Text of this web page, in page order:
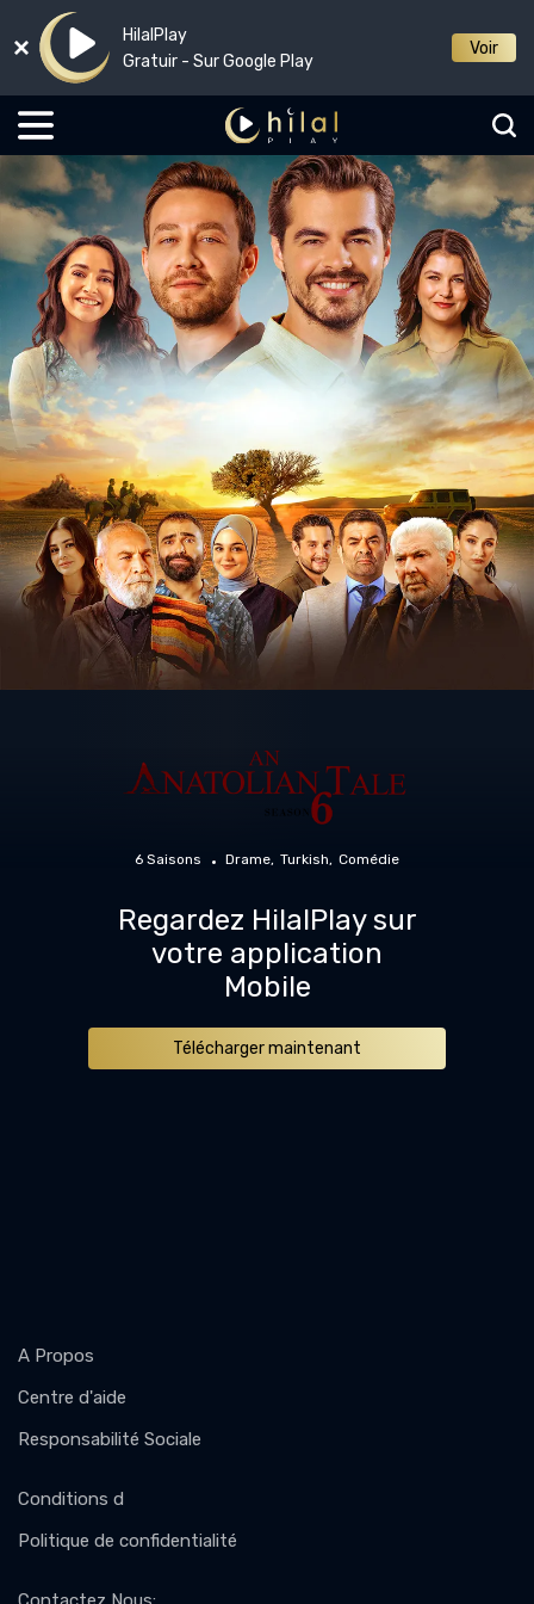
HilalPlay
Gratuir - Sur Google Play
Voir
6 Saisons Drame Turkish Comédie
Regardez HilalPlay sur
votre application
Mobile
Télécharger maintenant
A Propos
Centre d'aide
Responsabilité Sociale
Conditions d
Politique de confidentialité